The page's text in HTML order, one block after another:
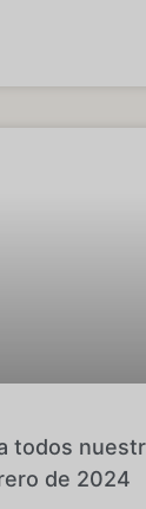
todos
de 2024